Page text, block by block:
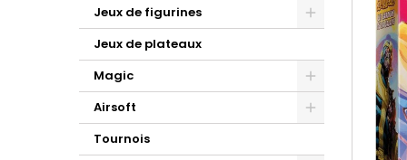
Jeux de figurines
Jeux de plateaux
Magic
Airsoft
Tournois